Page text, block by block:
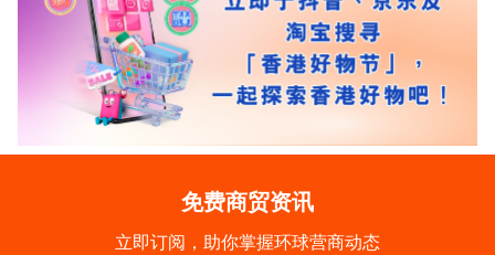
免费商贸资讯
立即订阅，助你掌握环球营商动态